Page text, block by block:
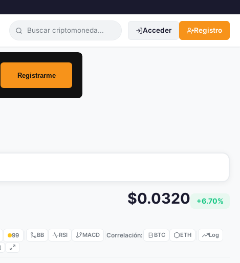
Acceder Registro
$0.0320 +6.70%
99 BB RSI MACD Correlación: BTC ETH Log